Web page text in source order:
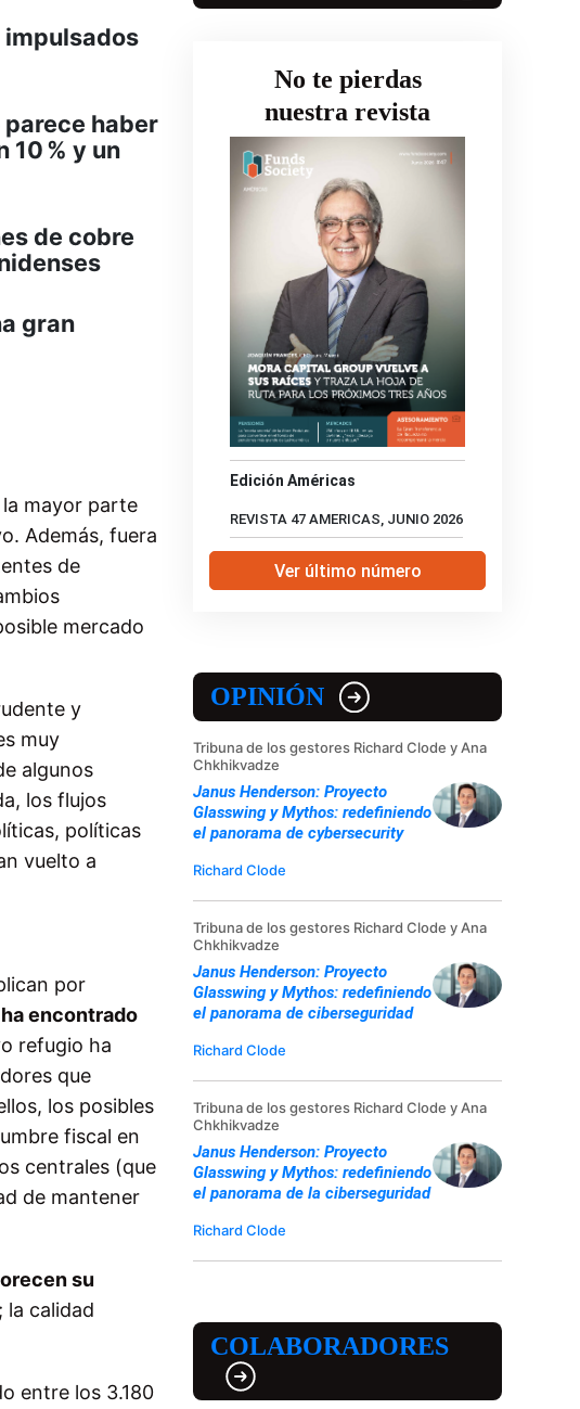
impulsados
haber
10 % y un
de cobre
gran
mayor parte
Además, fuera
de
mercado
y
muy
algunos
los flujos
políticas
vuelto a
por
encontrado
refugio ha
que
los posibles
fiscal en
centrales (que
de mantener
su
la calidad
entre los 3.180
No te pierdas
nuestra revista
Edición Américas
REVISTA 47 AMERICAS, JUNIO 2026
Ver último número
OPINIÓN
Tribuna de los gestores Richard Clode y Ana
Chkhikvadze
Janus Henderson: Proyecto
Glasswing y Mythos: redefiniendo
el panorama de cybersecurity
Richard Clode
Tribuna de los gestores Richard Clode y Ana
Chkhikvadze
Janus Henderson: Proyecto
Glasswing y Mythos: redefiniendo
el panorama de ciberseguridad
Richard Clode
Tribuna de los gestores Richard Clode y Ana
Chkhikvadze
Janus Henderson: Proyecto
Glasswing y Mythos: redefiniendo
el panorama de la ciberseguridad
Richard Clode
COLABORADORES